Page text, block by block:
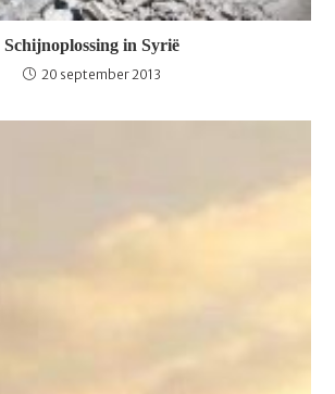
Schijnoplossing in Syrië
20 september 2013